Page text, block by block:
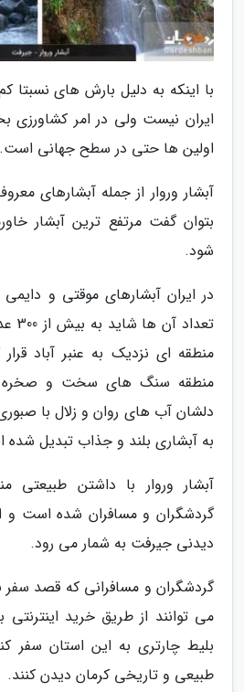
با اینکه به دلیل بارش های نسبتا
ایران نیست ولی در امر
اولین ها حتی در سطح جهانی است.
آبشار وروار از جمله آبشارهای
بتوان گفت مرتفع ترین آبشار
شود.
در ایران آبشارهای موقتی و دایمی
منطقه ای نزدیک به عنبر آباد
منطقه سنگ های سخت و صخره
دلشان آب های روان و زلال با
به آبشاری بلند و جذاب تبدیل شده
آبشار وروار با داشتن
گردشگران و مسافران شده است و
دیدنی جیرفت به شمار می رود.
گردشگران و مسافرانی که قصد سفر
می توانند از طریق خرید اینترنتی
بلیط چارتری به این استان سفر
طبیعی و تاریخی کرمان دیدن کنند.